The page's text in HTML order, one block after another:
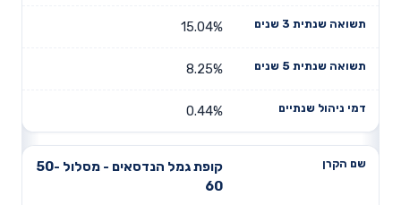
15.04%
8.25%
0.44%
קופת גמל הנדסאים - מסלול 50-
60